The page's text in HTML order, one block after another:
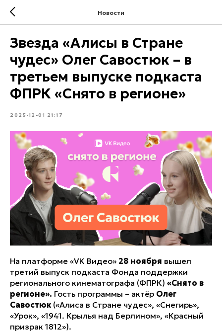
Новости
Звезда «Алисы в Стране
чудес» Олег Савостюк – в
третьем выпуске подкаста
ФПРК «Снято в регионе»
2025-12-01 21:17
На платформе «VK Видео» 28 ноября вышел
третий выпуск подкаста Фонда поддержки
регионального кинематографа (ФПРК) «Снято в
регионе». Гость программы – актёр Олег
Савостюк («Алиса в Стране чудес», «Снегирь»,
«Урок», «1941. Крылья над Берлином», «Красный
призрак 1812»).